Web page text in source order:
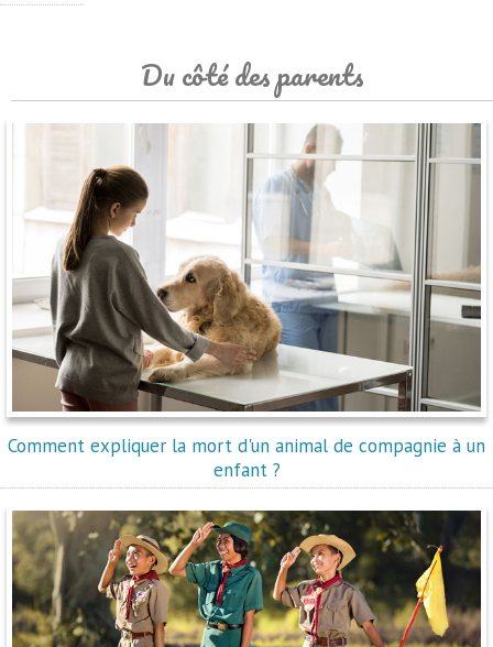
Du côté des parents
Comment expliquer la mort d'un animal de compagnie à un
enfant ?